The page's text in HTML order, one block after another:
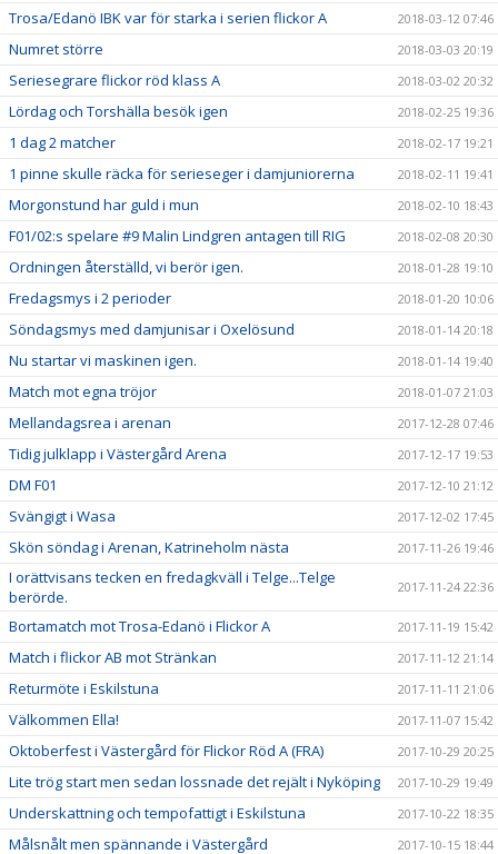
Trosa/Edanö IBK var för starka i serien flickor A 2018-03-12 07:46
Numret större 2018-03-03 20:19
Seriesegrare flickor röd klass A 2018-03-02 20:32
Lördag och Torshälla besök igen 2018-02-25 19:36
1 dag 2 matcher 2018-02-17 19:21
1 pinne skulle räcka för serieseger i damjuniorerna 2018-02-11 19:41
Morgonstund har guld i mun 2018-02-10 18:43
F01/02:s spelare #9 Malin Lindgren antagen till RIG 2018-02-08 20:30
Ordningen återställd, vi berör igen. 2018-01-28 19:10
Fredagsmys i 2 perioder 2018-01-20 10:06
Söndagsmys med damjunisar i Oxelösund 2018-01-14 20:18
Nu startar vi maskinen igen. 2018-01-14 19:40
Match mot egna tröjor 2018-01-07 21:03
Mellandagsrea i arenan 2017-12-28 07:46
Tidig julklapp i Västergård Arena 2017-12-17 19:53
DM F01 2017-12-10 21:12
Svängigt i Wasa 2017-12-02 17:45
Skön söndag i Arenan, Katrineholm nästa 2017-11-26 19:46
I orättvisans tecken en fredagkväll i Telge...Telge
berörde.
2017-11-24 22:36
Bortamatch mot Trosa-Edanö i Flickor A 2017-11-19 15:42
Match i flickor AB mot Stränkan 2017-11-12 21:14
Returmöte i Eskilstuna 2017-11-11 21:06
Välkommen Ella! 2017-11-07 15:42
Oktoberfest i Västergård för Flickor Röd A (FRA) 2017-10-29 20:25
Lite trög start men sedan lossnade det rejält i Nyköping 2017-10-29 19:49
Underskattning och tempofattigt i Eskilstuna 2017-10-22 18:35
Målsnålt men spännande i Västergård 2017-10-15 18:44